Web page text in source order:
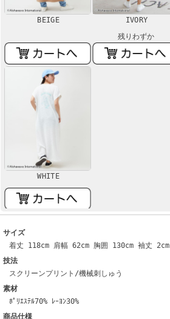
BEIGE
IVORY
残りわずか
WHITE
サイズ
着丈 118cm 肩幅 62cm 胸囲 130cm 袖丈 2cm
技法
スクリーンプリント/機械刺しゅう
素材
ﾎﾟﾘｴｽﾃﾙ70% ﾚｰﾖﾝ30%
商品仕様